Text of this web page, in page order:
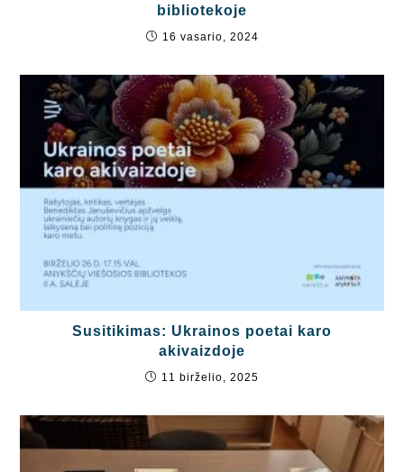
bibliotekoje
16 vasario, 2024
Susitikimas: Ukrainos poetai karo
akivaizdoje
11 birželio, 2025